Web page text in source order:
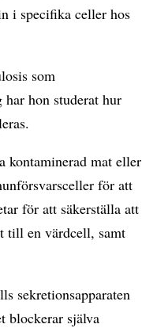
i specifika celler hos
som
hon studerat hur
kontaminerad mat eller
för att
för att säkerställa att
till en värdcell, samt
sekretionsapparaten
blockerar själva